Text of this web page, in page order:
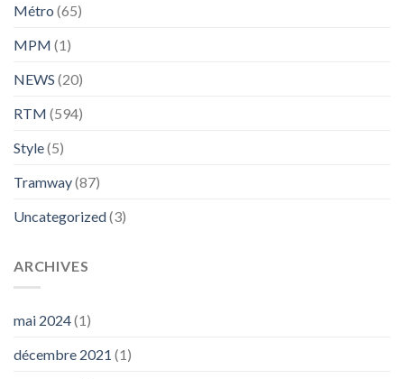
Métro (65)
MPM (1)
NEWS (20)
RTM (594)
Style(5)
Tramway(87)
Uncategorized(3)
ARCHIVES
mai 2024(1)
décembre 2021 (1)